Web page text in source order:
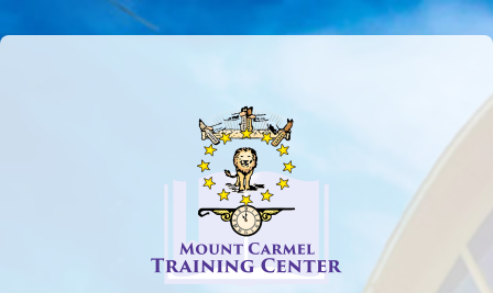
Lewati ke konten utama
Masuk ke Mt